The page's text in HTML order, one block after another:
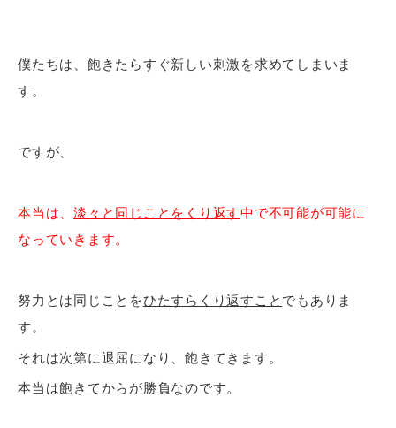
僕たちは、飽きたらすぐ新しい刺激を求めてしまいま
す。
ですが、
本当は、 淡々と同じことをくり返す中で不可能が可能に
なっていきます。
努力とは同じことをひたすらくり返すこと でもありま
す。
それは次第に退屈になり、飽きてきます。
本当は飽きてからが勝負なのです。